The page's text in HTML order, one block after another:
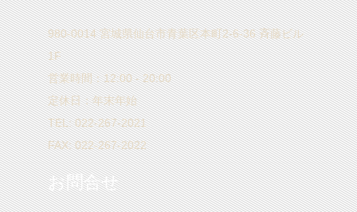
980-0014 宮城県仙台市青葉区本町2-6-36 斉藤ビル
1F
営業時間：12:00 - 20:00
定休日：年末年始
TEL: 022-267-2021
FAX: 022-267-2022
お問合せ